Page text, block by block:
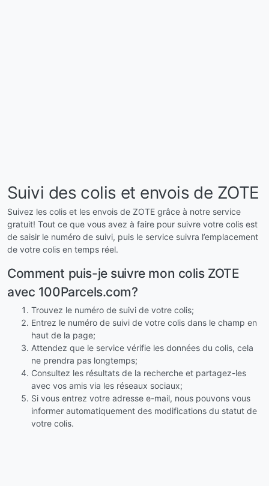
Suivi des colis et envois de ZOTE
Suivez les colis et les envois de ZOTE grâce à notre service
gratuit! Tout ce que vous avez à faire pour suivre votre colis est
de saisir le numéro de suivi, puis le service suivra l’emplacement
de votre colis en temps réel.
Comment puis-je suivre mon colis ZOTE
avec 100Parcels.com?
Trouvez le numéro de suivi de votre colis;
Entrez le numéro de suivi de votre colis dans le champ en
haut de la page;
Attendez que le service vérifie les données du colis, cela
ne prendra pas longtemps;
Consultez les résultats de la recherche et partagez-les
avec vos amis via les réseaux sociaux;
Si vous entrez votre adresse e-mail, nous pouvons vous
informer automatiquement des modifications du statut de
votre colis.